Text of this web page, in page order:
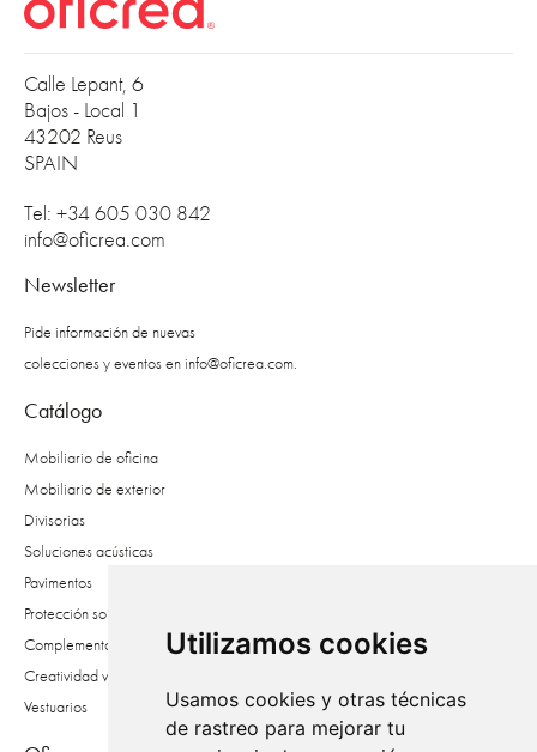
Utilizamos cookies
Usamos cookies y otras técnicas
de rastreo para mejorar tu
Calle Lepant, 6
Bajos - Local 1
43202 Reus
SPAIN
Tel: +34 605 030 842
info@oficrea.com
Newsletter
Pide información de nuevas
colecciones y eventos eninfo@oficrea.com.
Catálogo
Mobiliario de oficina
Mobiliario de exterior
Divisorias
Soluciones acústicas
Pavimentos
Protección solar
Complementos
Creatividad vegetal
Vestuarios